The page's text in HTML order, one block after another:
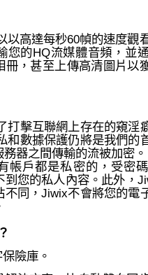
以高達每秒60幀的速度觀
您的HQ流媒體音頻，並
冊，甚至上傳高清圖片以
打擊互聯網上存在的窺淫
和數據保護仍將是我們的
務器之間傳輸的流被加密
帳戶都是私密的，受密
到您的私人內容。此外，
不同，Jiwix不會將您的電
險庫。